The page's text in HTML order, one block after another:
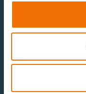
外周血管领域
产品使用
血管造影设备集成